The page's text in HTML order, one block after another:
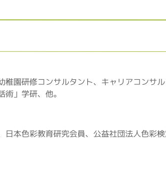
園研修コンサルタント、キャリアコンサ
」学研、他。
本色彩教育研究会員、公益社団法人色彩